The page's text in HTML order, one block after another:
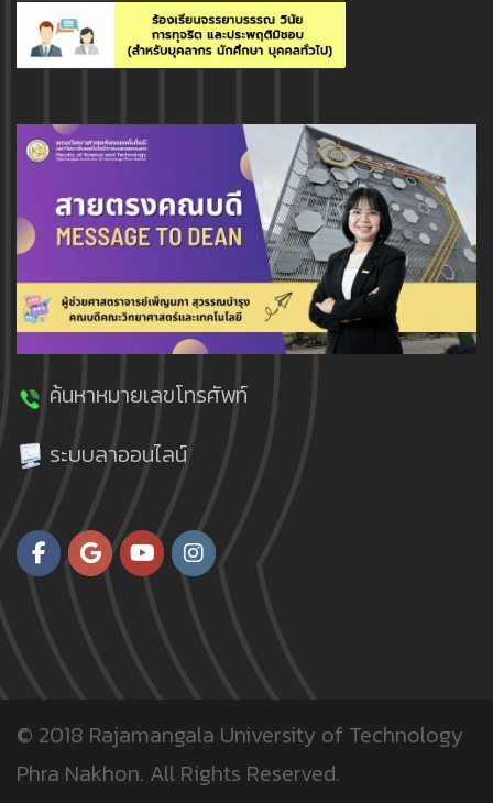
ค้นหาหมายเลขโทรศัพท์
ระบบลาออนไลน์
© 2018 Rajamangala University of Technology
Phra Nakhon. All Rights Reserved.